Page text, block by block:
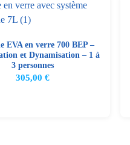
EVA en verre 700 BEP –
et Dynamisation – 1 à
3 personnes
305,00€